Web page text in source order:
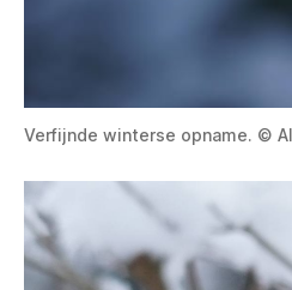
Verfijnde winterse opname. ©